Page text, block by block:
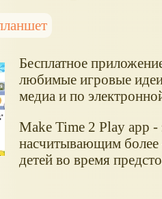
Бесплатное
любимые игровые
медиа и по
Make Time 2 Play app
насчитывающим более
детей во время